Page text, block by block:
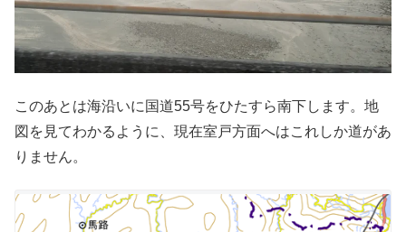
このあとは海沿いに国道55号をひたすら南下します。地
図を見てわかるように、現在室戸方面へはこれしか道があ
りません。